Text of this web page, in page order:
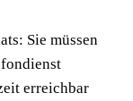
Sie müssen
erreichbar